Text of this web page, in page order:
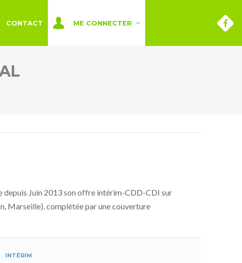
CONTACT ME CONNECTER
Juin 2013 son offre intérim-CDD-CDI sur
Marseille), complétée par une couverture
INTÉRIM